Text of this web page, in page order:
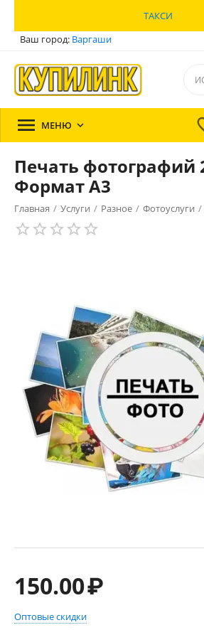
ТАКСИ
Ваш город: Варгаши
 МЕНЮ 
Печать фотографий
Формат А3
Главная / Услуги / Разное / Фотоуслуги /
150.00₽
Оптовые скидки